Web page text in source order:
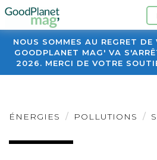
NOUS SOMMES AU REGRET DE
GOODPLANET MAG' VA
2026. MERCI DE VOTRE
ÉNERGIES POLLUTIONS